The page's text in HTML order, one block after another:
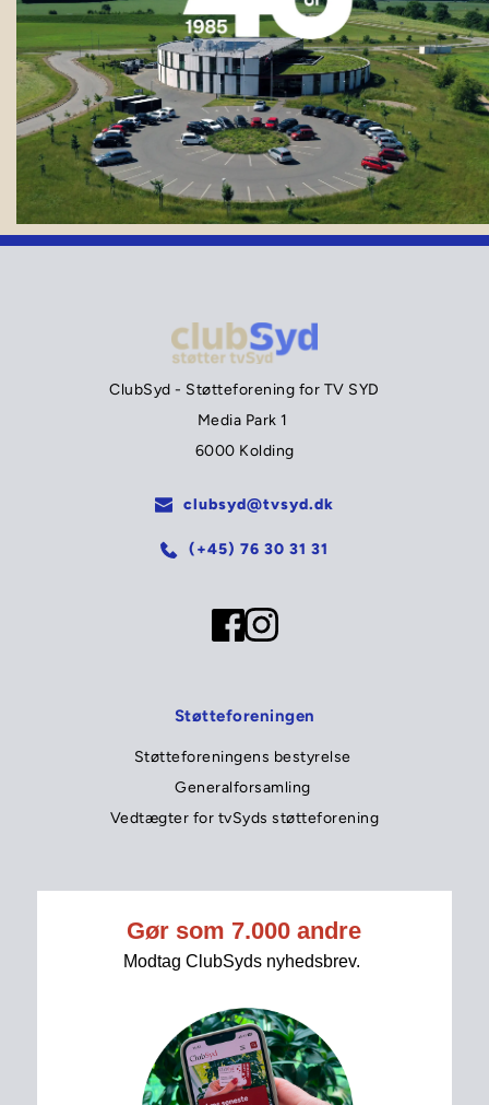
ClubSyd - Støtteforening for TV SYD
Media Park 1
6000 Kolding
clubsyd@tvsyd.dk
(+45) 76 30 31 31
Støtteforeningen
Støtteforeningens bestyrelse
Generalforsamling
Vedtægter for tvSyds støtteforening
Tip tvSyds redaktion
Seneste nyt
Services
Kontakt